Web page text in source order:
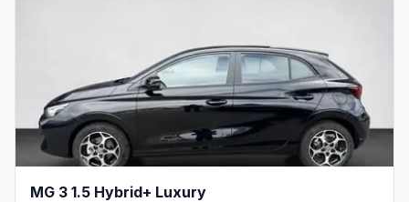
MG 3 1.5 Hybrid+ Luxury